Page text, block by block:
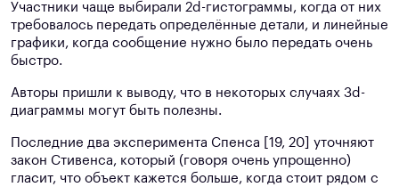
Участники чаще выбирали 2d-гистограммы, когда от них
требовалось передать определённые детали, и линейные
графики, когда сообщение нужно было передать очень
быстро.
Авторы пришли к выводу, что в некоторых случаях 3d-
диаграммы могут быть полезны.
Последние два эксперимента Спенса [19, 20] уточняют
закон Стивенса, который (говоря очень упрощенно)
гласит, что объект кажется больше, когда стоит рядом с